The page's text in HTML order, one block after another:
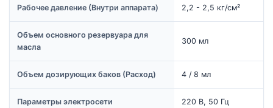
Рабочее давление (Внутри аппарата) 2,2 - 2,5 кг/см²
Объем основного резервуара для
масла
300 мл
Объем дозирующих баков (Расход) 4 / 8 мл
Параметры электросети 220 В, 50 Гц